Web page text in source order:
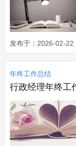
发布于：2026-02-22
年终工作总结